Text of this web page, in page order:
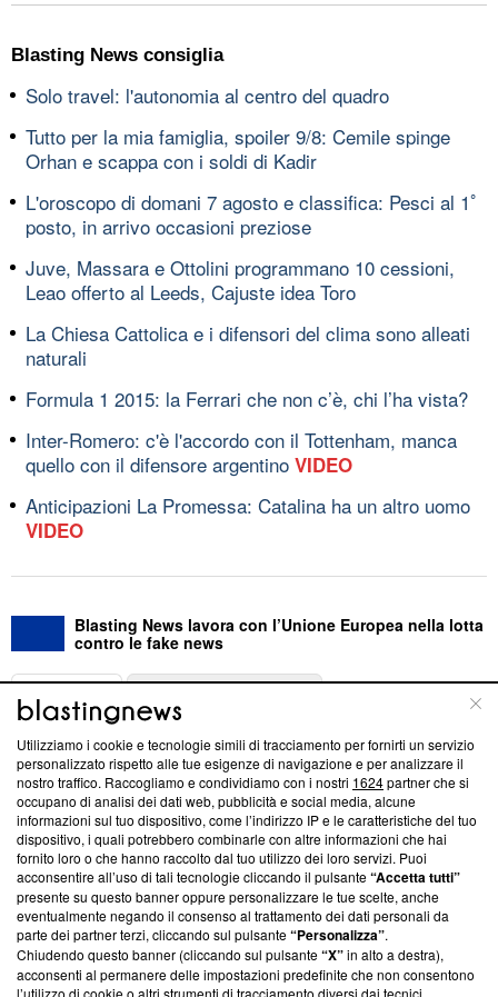
Blasting News consiglia
Solo travel: l'autonomia al centro del quadro
Tutto per la mia famiglia, spoiler 9/8: Cemile spinge
Orhan e scappa con i soldi di Kadir
L'oroscopo di domani 7 agosto e classifica: Pesci al 1ﾟ
posto, in arrivo occasioni preziose
Juve, Massara e Ottolini programmano 10 cessioni,
Leao offerto al Leeds, Cajuste idea Toro
La Chiesa Cattolica e i difensori del clima sono alleati
naturali
Formula 1 2015: la Ferrari che non c’è, chi l’ha vista?
Inter-Romero: c'è l'accordo con il Tottenham, manca
quello con il difensore argentino VIDEO
Anticipazioni La Promessa: Catalina ha un altro uomo
VIDEO
Blasting News lavora con l’Unione Europea nella lotta
contro le fake news
ABOUT
Questa sezione offre informazioni trasparenti su Blasting
News, sui nostri processi editoriali e su come ci impegniamo a
creare news di qualità. Inoltre, afferma la nostra aderenza a
‘Trust Project - News with Integrity’Blasting News non è
ancora membro del programma, ma ha richiesto di farne
parte; Trust Project non ha ancora effettuato una verifica di
conformità agli standard.
Su di noi
Team editoriale
Utilizziamo i cookie e tecnologie simili di tracciamento per fornirti un servizio
personalizzato rispetto alle tue esigenze di navigazione e per analizzare il
nostro traffico. Raccogliamo e condividiamo con i nostri 1624partner che si
occupano di analisi dei dati web, pubblicità e social media, alcune
informazioni sul tuo dispositivo, come l’indirizzo IP e le caratteristiche del tuo
dispositivo, i quali potrebbero combinarle con altre informazioni che hai
fornito loro o che hanno raccolto dal tuo utilizzo dei loro servizi. Puoi
acconsentire all’uso di tali tecnologie cliccando il pulsante“Accetta tutti”
presente su questo banner oppure personalizzare le tue scelte, anche
eventualmente negando il consenso al trattamento dei dati personali da
parte dei partner terzi, cliccando sul pulsante“Personalizza”.
Chiudendo questo banner (cliccando sul pulsante“X”in alto a destra),
acconsenti al permanere delle impostazioni predefinite che non consentono
l’utilizzo di cookie o altri strumenti di tracciamento diversi dai tecnici.